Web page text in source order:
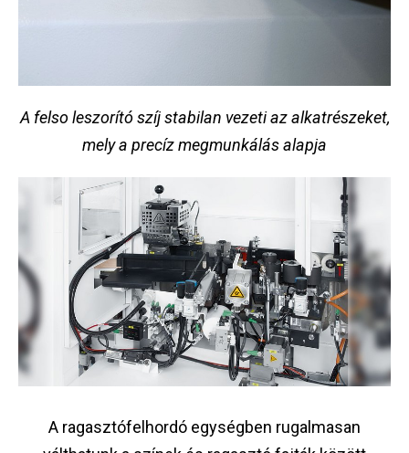
A felso leszorító szíj stabilan vezeti az alkatrészeket,
mely a precíz megmunkálás alapja
A ragasztófelhordó egységben rugalmasan